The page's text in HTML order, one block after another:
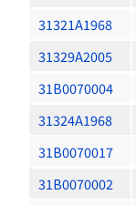
31321A1968
31329A2005
31B0070004
31324A1968
31B0070017
31B0070002